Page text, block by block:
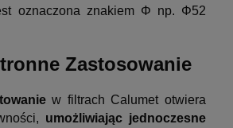
oznaczona znakiem Φ np. Φ52
Zastosowanie
w filtrach Calumet otwiera
umożliwiając jednoczesne